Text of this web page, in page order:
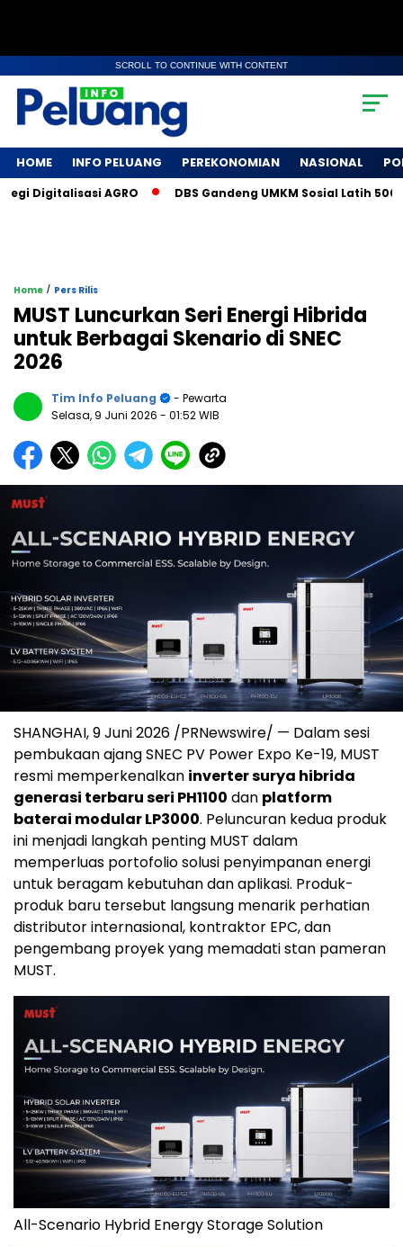
SCROLL TO CONTINUE WITH CONTENT
HOME INFO PELUANG PEREKONOMIAN NASIONAL
AGRO DBS Gandeng UMKM Sosial Latih 500
Home / Pers Rilis
MUST Luncurkan Seri Energi Hibrida
untuk Berbagai Skenario di SNEC
2026
Tim Info Peluang
- Pewarta
Selasa, 9 Juni 2026 - 01:52 WIB
SHANGHAI, 9 Juni 2026 /PRNewswire/ — Dalam sesi
pembukaan ajang SNEC PV Power Expo Ke-19, MUST
resmi memperkenalkan inverter surya hibrida
generasi terbaru seri PH1100 dan platform
baterai modular LP3000. Peluncuran kedua produk
ini menjadi langkah penting MUST dalam
memperluas portofolio solusi penyimpanan energi
untuk beragam kebutuhan dan aplikasi. Produk-
produk baru tersebut langsung menarik perhatian
distributor internasional, kontraktor EPC, dan
pengembang proyek yang memadati stan pameran
MUST.
All-Scenario Hybrid Energy Storage Solution